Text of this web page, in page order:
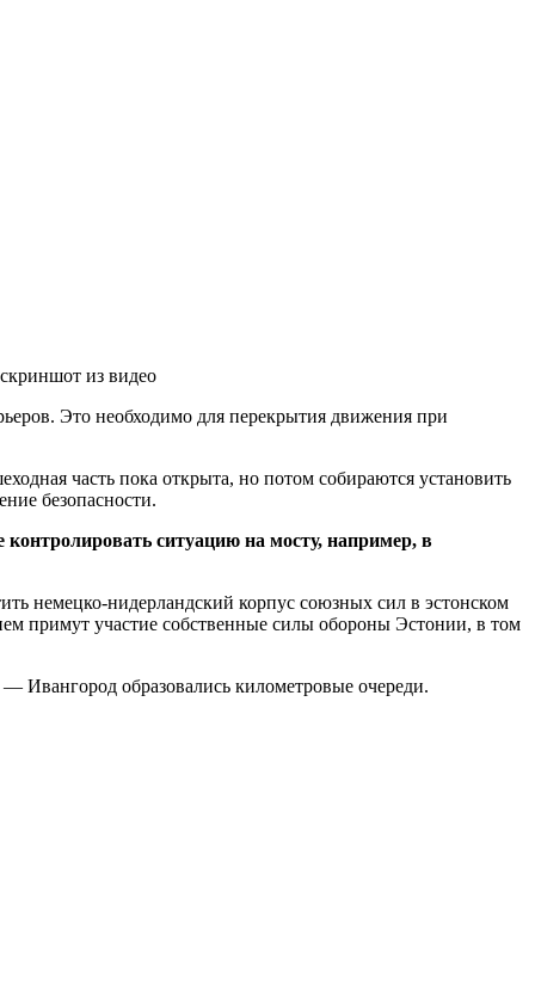
из видео
Это необходимо для перекрытия движения при
часть пока открыта, но потом собираются установить
безопасности.
ситуацию на мосту, например, в
немецко-нидерландский корпус союзных сил в эстонском
примут участие собственные силы обороны Эстонии, в том
Ивангород образовались километровые очереди.